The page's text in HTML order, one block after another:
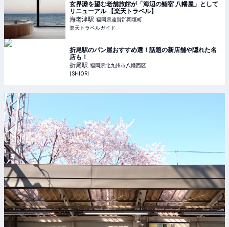
玄界灘を望む老舗旅館が「海辺の鮨宿 八幡屋」として
リニューアル 【楽天トラベル】
海老津駅 福岡県遠賀郡岡垣町
楽天トラベルガイド
折尾駅のパン屋おすすめ選！話題の新店舗や隠れた名
店も！
折尾駅 福岡県北九州市八幡西区
| SHIORI